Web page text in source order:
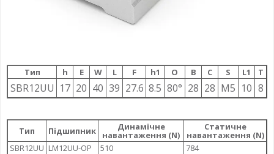
Тип h E W L F h1 О B C S L1 T
SBR12UU 17 20 40 39 27.6 8.5 80° 28 28 M5 10 8
Тип Підшипник Динамічне
навантаження (N)
Статичне
навантаження (N)
SBR12UU LM12UU-OP 510 784